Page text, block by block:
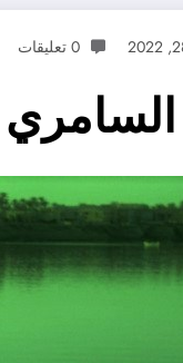
0 تعليقات